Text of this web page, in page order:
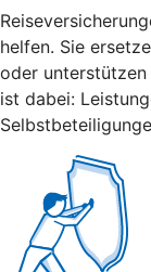
helfen. Sie
oder
ist dabei: